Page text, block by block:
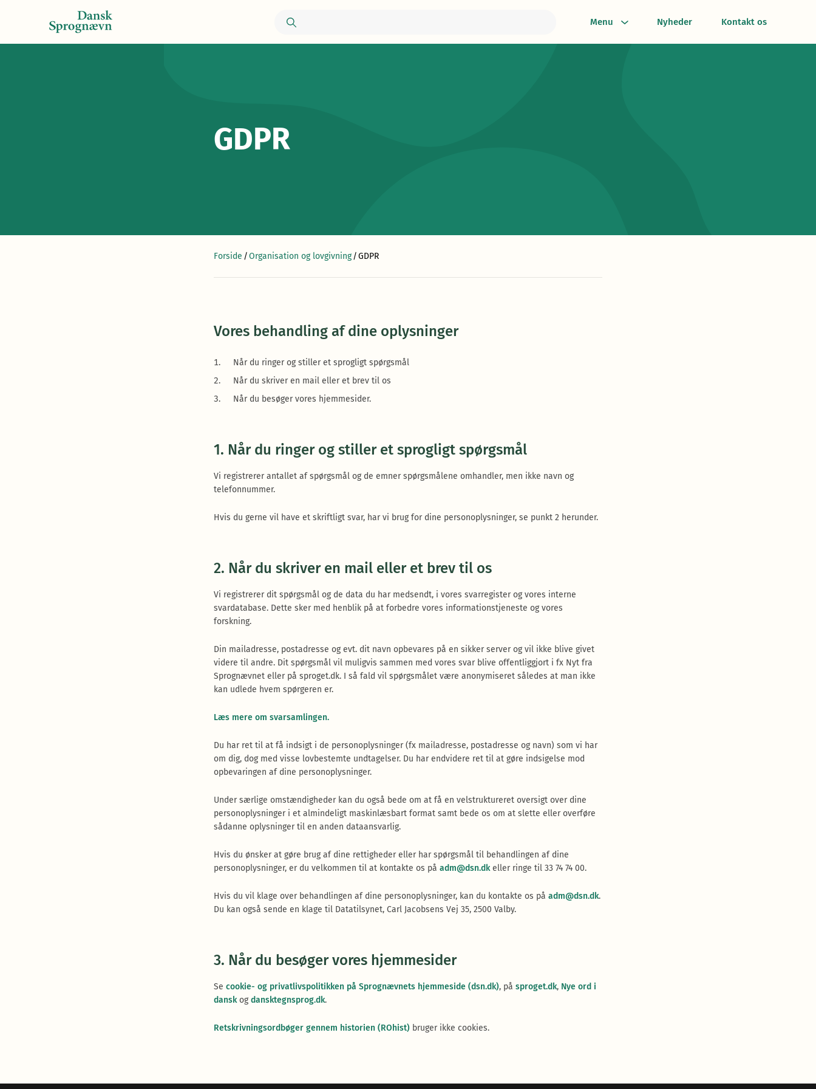
Menu Nyheder Kontakt os
GDPR
Forside /Organisation og lovgivning/GDPR
Vores behandling af dine oplysninger
Når du ringer og stiller et sprogligt spørgsmål
Når du skriver en mail eller et brev til os
Når du besøger vores hjemmesider.
1. Når du ringer og stiller et sprogligt spørgsmål
Vi registrerer antallet af spørgsmål og de emner spørgsmålene omhandler, men ikke navn og
telefonnummer.
Hvis du gerne vil have et skriftligt svar, har vi brug for dine personoplysninger, se punkt 2 herunder.
2. Når du skriver en mail eller et brev til os
Vi registrerer dit spørgsmål og de data du har medsendt, i vores svarregister og vores interne
svardatabase. Dette sker med henblik på at forbedre vores informationstjeneste og vores
forskning.
Din mailadresse, postadresse og evt. dit navn opbevares på en sikker server og vil ikke blive givet
videre til andre. Dit spørgsmål vil muligvis sammen med vores svar blive offentliggjort i fx Nyt fra
Sprognævnet eller på sproget.dk. I så fald vil spørgsmålet være anonymiseret således at man ikke
kan udlede hvem spørgeren er.
Læs mere om svarsamlingen.
Du har ret til at få indsigt i de personoplysninger (fx mailadresse, postadresse og navn) som vi har
om dig, dog med visse lovbestemte undtagelser. Du har endvidere ret til at gøre indsigelse mod
opbevaringen af dine personoplysninger.
Under særlige omstændigheder kan du også bede om at få en velstruktureret oversigt over dine
personoplysninger i et almindeligt maskinlæsbart format samt bede os om at slette eller overføre
sådanne oplysninger til en anden dataansvarlig.
Hvis du ønsker at gøre brug af dine rettigheder eller har spørgsmål til behandlingen af dine
personoplysninger, er du velkommen til at kontakte os på adm@dsn.dkeller ringe til 33 74 74 00.
Hvis du vil klage over behandlingen af dine personoplysninger, kan du kontakte os på adm@dsn.dk.
Du kan også sende en klage til Datatilsynet, Carl Jacobsens Vej 35, 2500 Valby.
3. Når du besøger vores hjemmesider
Se cookie- og privatlivspolitikken på Sprognævnets hjemmeside (dsn.dk), på sproget.dk, Nye ord i
danskogdansktegnsprog.dk.
Retskrivningsordbøger gennem historien (ROhist) bruger ikke cookies.